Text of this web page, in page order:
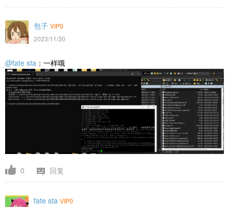
包子 VIP0
2023/11/30
@fate sta ：一样哦
0 回复
fate sta VIP0